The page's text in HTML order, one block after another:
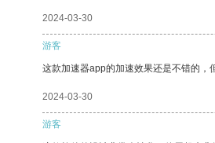
2024-03-30
游客
这款加速器app的加速效果还是不错的，
2024-03-30
游客